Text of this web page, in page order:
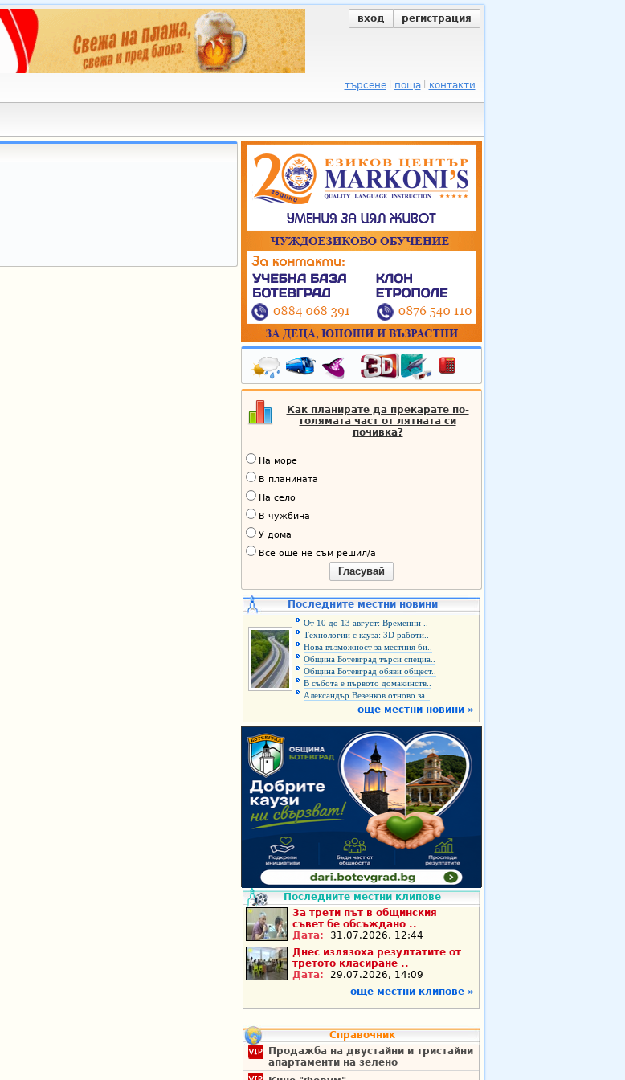
вход регистрация
търсене поща контакти
Как планирате да прекарате по-
голямата част от лятната си
почивка?
На море
В планината
На село
В чужбина
У дома
Все още не съм решил/а
Гласувай
Последните местни новини
От 10 до 13 август: Временни ..
Технологии с кауза: 3D работи..
Нова възможност за местния би..
Община Ботевград търси специа..
Община Ботевград обяви общест..
В събота е първото домакинств..
Александър Везенков отново за..
още местни новини »
Последните местни клипове
За трети път в общинския
съвет бе обсъждано ..
Дата:
31.07.2026, 12:44
Днес излязоха резултатите от
третото класиране ..
Дата:
29.07.2026, 14:09
още местни клипове »
Справочник
Продажба на двустайни и тристайни
апартаменти на зелено